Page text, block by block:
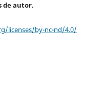
de autor.
licenses/by-nc-nd/4.0/